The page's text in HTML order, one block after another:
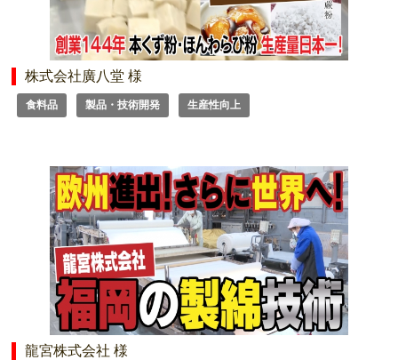
株式会社廣八堂 様
食料品 製品・技術開発 生産性向上
龍宮株式会社 様